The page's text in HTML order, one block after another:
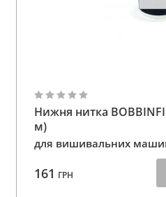
Нижня нитка
м)
для вишивальних
161 ГРН